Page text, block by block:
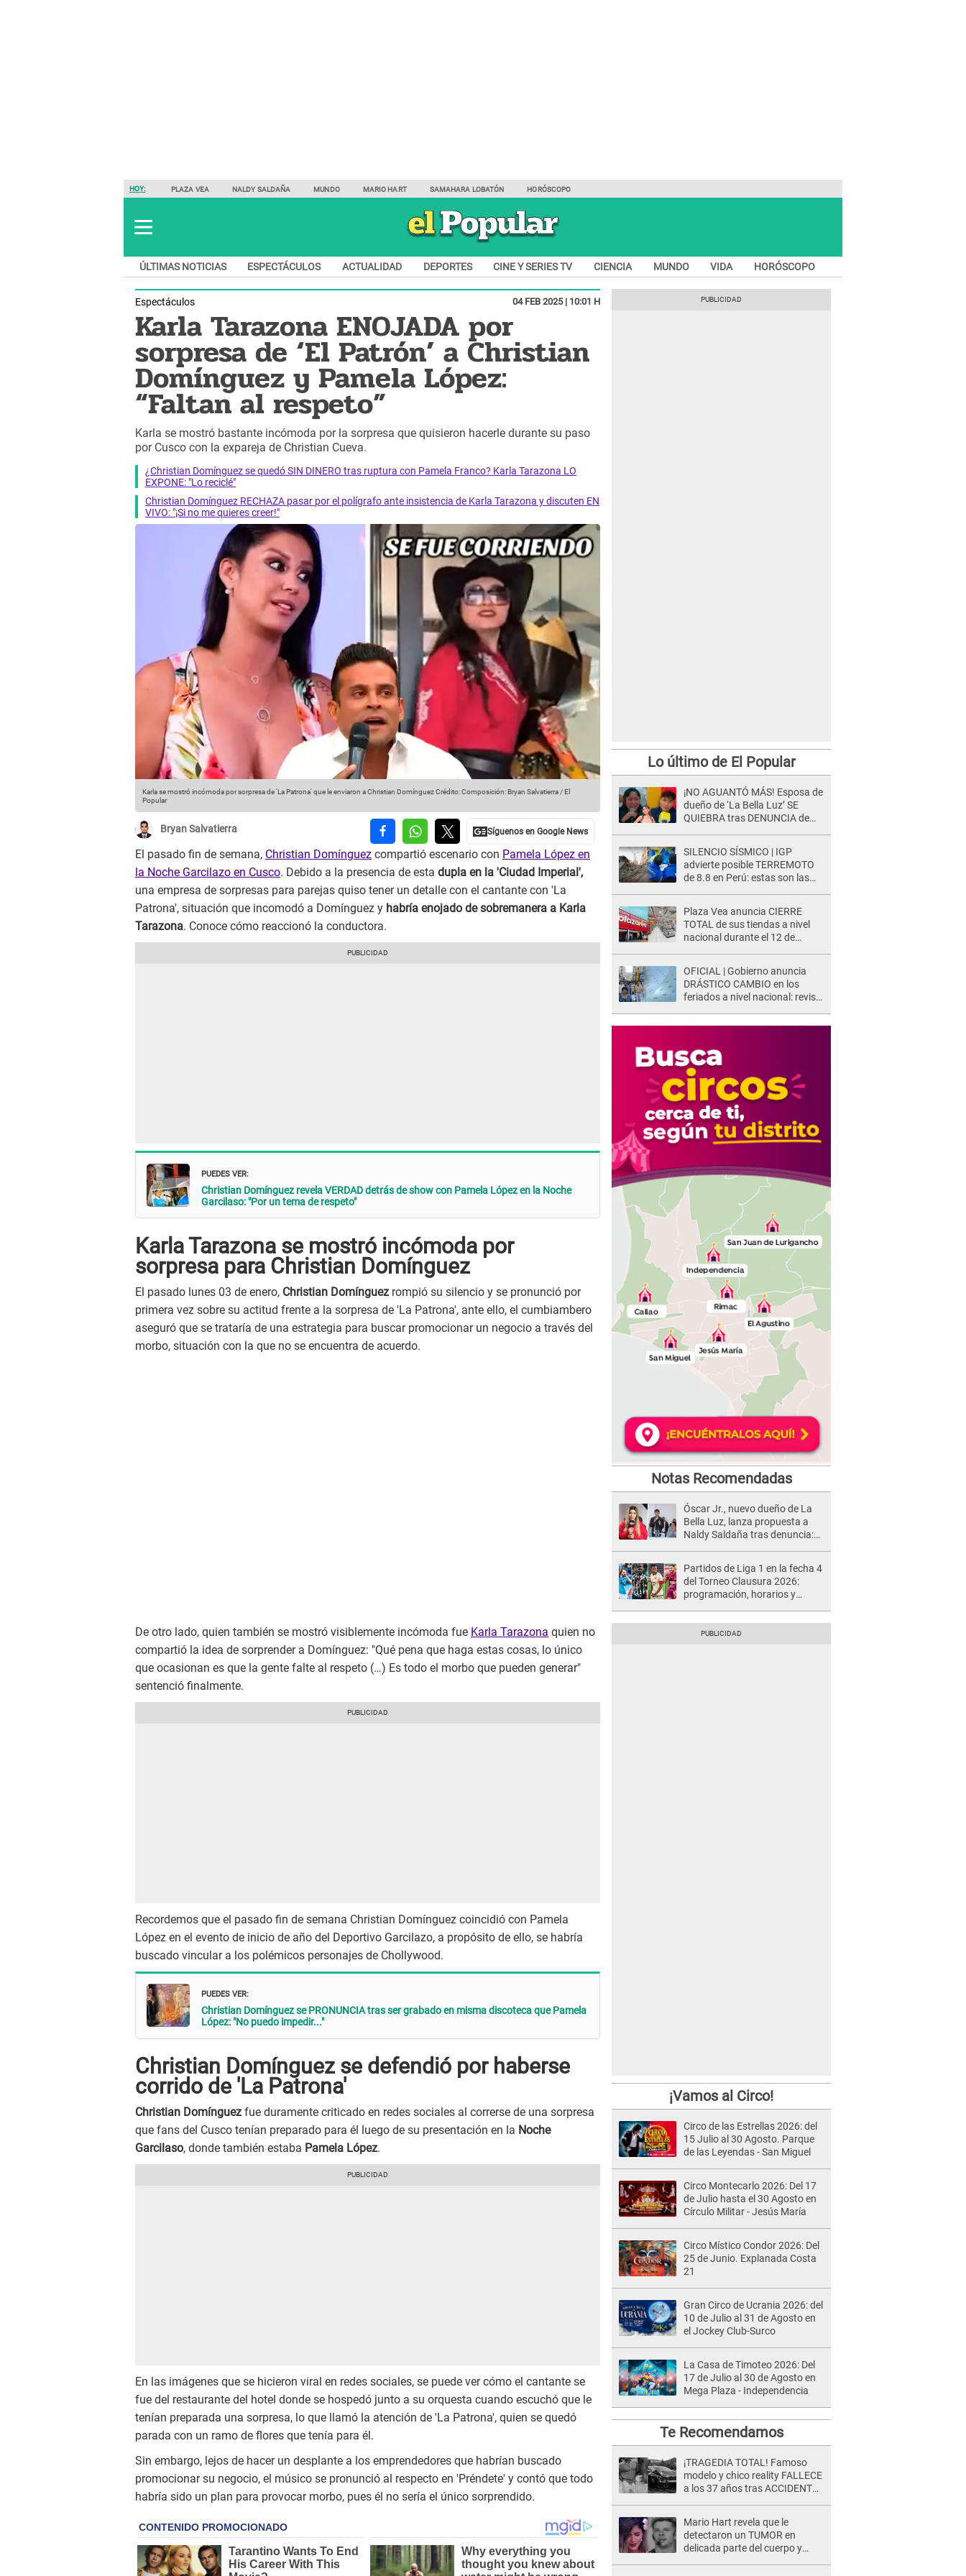
HOY: PLAZA VEA NALDY SALDAÑA MUNDO MARIO HART SAMAHARA LOBATÓN HORÓSCOPO
ÚLTIMAS NOTICIAS ESPECTÁCULOS ACTUALIDAD DEPORTES CINE Y SERIES TV CIENCIA MUNDO VIDA HORÓSCOPO
Espectáculos 04 FEB 2025 | 10:01 H
Karla Tarazona ENOJADA por
sorpresa de ‘El Patrón’ a Christian
Domínguez y Pamela López:
“Faltan al respeto”
Karla se mostró bastante incómoda por la sorpresa que quisieron hacerle durante su paso
por Cusco con la expareja de Christian Cueva.
¿Christian Domínguez se quedó SIN DINERO tras ruptura con Pamela Franco? Karla Tarazona LO
EXPONE: "Lo reciclé"
Christian Domínguez RECHAZA pasar por el polígrafo ante insistencia de Karla Tarazona y discuten EN
VIVO: "¡Si no me quieres creer!"
Karla se mostró incómoda por sorpresa de 'La Patrona' que le enviaron a Christian DomínguezCrédito: Composición: Bryan Salvatierra / El
Popular
Bryan Salvatierra
El pasado fin de semana, Christian Domínguez compartió escenario con Pamela López en
la Noche Garcilazo en Cusco. Debido a la presencia de esta dupla en la 'Ciudad Imperial',
una empresa de sorpresas para parejas quiso tener un detalle con el cantante con 'La
Patrona', situación que incomodó a Domínguez y habría enojado de sobremanera a Karla
Tarazona. Conoce cómo reaccionó la conductora.
PUEDES VER:
Christian Domínguez revela VERDAD detrás de show con Pamela López en la Noche
Garcilaso: "Por un tema de respeto"
Karla Tarazona se mostró incómoda por
sorpresa para Christian Domínguez
El pasado lunes 03 de enero, Christian Domínguez rompió su silencio y se pronunció por
primera vez sobre su actitud frente a la sorpresa de 'La Patrona', ante ello, el cumbiambero
aseguró que se trataría de una estrategia para buscar promocionar un negocio a través del
morbo, situación con la que no se encuentra de acuerdo.
De otro lado, quien también se mostró visiblemente incómoda fue Karla Tarazona quien no
compartió la idea de sorprender a Domínguez: "Qué pena que haga estas cosas, lo único
que ocasionan es que la gente falte al respeto (…) Es todo el morbo que pueden generar"
sentenció finalmente.
Recordemos que el pasado fin de semana Christian Domínguez coincidió con Pamela
López en el evento de inicio de año del Deportivo Garcilazo, a propósito de ello, se habría
buscado vincular a los polémicos personajes de Chollywood.
PUEDES VER:
Christian Domínguez se PRONUNCIA tras ser grabado en misma discoteca que Pamela
López: "No puedo impedir..."
Christian Domínguez se defendió por haberse
corrido de 'La Patrona'
Christian Domínguez fue duramente criticado en redes sociales al correrse de una sorpresa
que fans del Cusco tenían preparado para él luego de su presentación en la Noche
Garcilaso, donde también estaba Pamela López.
En las imágenes que se hicieron viral en redes sociales, se puede ver cómo el cantante se
fue del restaurante del hotel donde se hospedó junto a su orquesta cuando escuchó que le
tenían preparada una sorpresa, lo que llamó la atención de 'La Patrona', quien se quedó
parada con un ramo de flores que tenía para él.
Sin embargo, lejos de hacer un desplante a los emprendedores que habrían buscado
promocionar su negocio, el músico se pronunció al respecto en 'Préndete' y contó que todo
habría sido un plan para provocar morbo, pues él no sería el único sorprendido.
Lo último de El Popular
¡NO AGUANTÓ MÁS! Esposa de
dueño de ‘La Bella Luz’ SE
QUIEBRA tras DENUNCIA de
contra Claudia Salazar
SILENCIO SÍSMICO | IGP
advierte posible TERREMOTO
de 8.8 en Perú: estas son las
Plaza Vea anuncia CIERRE
TOTAL de sus tiendas a nivel
nacional durante el 12 de
OFICIAL | Gobierno anuncia
DRÁSTICO CAMBIO en los
feriados a nivel nacional: revisa
Notas Recomendadas
Óscar Jr., nuevo dueño de La
Bella Luz, lanza propuesta a
Naldy Saldaña tras denuncia:
Partidos de Liga 1 en la fecha 4
del Torneo Clausura 2026:
programación, horarios y
¡Vamos al Circo!
Circo de las Estrellas 2026: del
15 Julio al 30 Agosto. Parque
de las Leyendas - San Miguel
Circo Montecarlo 2026: Del 17
de Julio hasta el 30 Agosto en
Círculo Militar - Jesús María
Circo Místico Condor 2026: Del
25 de Junio. Explanada Costa
21
Gran Circo de Ucrania 2026: del
10 de Julio al 31 de Agosto en
el Jockey Club-Surco
La Casa de Timoteo 2026: Del
17 de Julio al 30 de Agosto en
Mega Plaza - Independencia
Te Recomendamos
¡TRAGEDIA TOTAL! Famoso
modelo y chico reality FALLECE
a los 37 años tras ACCIDENTE
Mario Hart revela que le
detectaron un TUMOR en
delicada parte del cuerpo y